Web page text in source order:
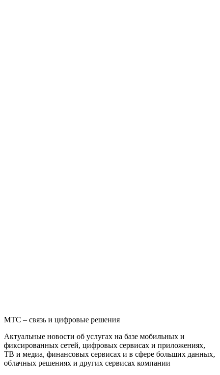
МТС – связь и цифровые решения
Актуальные новости об услугах на базе мобильных и
фиксированных сетей, цифровых сервисах и приложениях,
ТВ и медиа, финансовых сервисах и в сфере больших данных,
облачных решениях и других сервисах компании